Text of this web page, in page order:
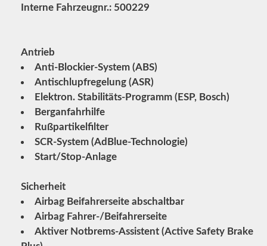
Interne Fahrzeugnr.: 500229
Antrieb
Anti-Blockier-System (ABS)
Antischlupfregelung (ASR)
Elektron. Stabilitäts-Programm (ESP, Bosch)
Berganfahrhilfe
Rußpartikelfilter
SCR-System (AdBlue-Technologie)
Start/Stop-Anlage
Sicherheit
Airbag Beifahrerseite abschaltbar
Airbag Fahrer-/Beifahrerseite
Aktiver Notbrems-Assistent (Active Safety Brake